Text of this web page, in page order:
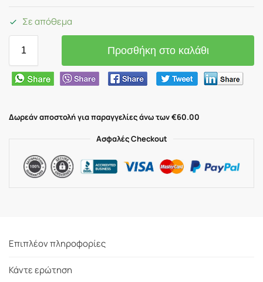
Σε απόθεμα
Προσθήκη στο καλάθι
Δωρεάν αποστολή για παραγγελίες άνω των €60.00
Ασφαλές Checkout
Επιπλέον πληροφορίες
Κάντε ερώτηση